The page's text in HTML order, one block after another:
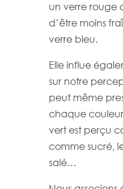
un verre rouge
d’être moins
verre bleu.
Elle influe
sur notre
peut même
chaque
vert est perçu
comme sucré,
salé…